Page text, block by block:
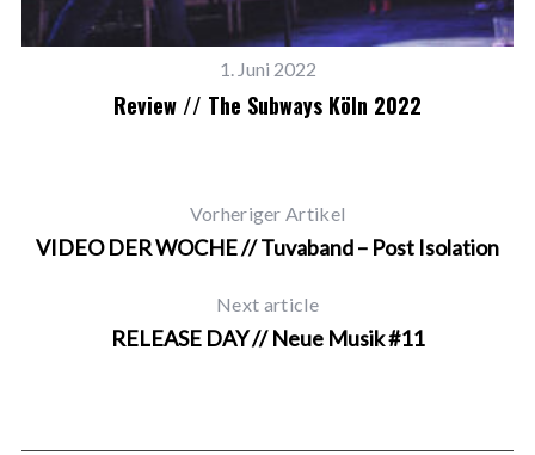
1. Juni 2022
Review // The Subways Köln 2022
Vorheriger Artikel
VIDEO DER WOCHE // Tuvaband – Post Isolation
Next article
RELEASE DAY // Neue Musik #11